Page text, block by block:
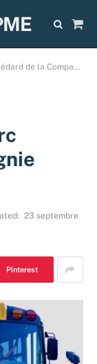
Cart
Électrique Lion
23 septembre
Pinterest